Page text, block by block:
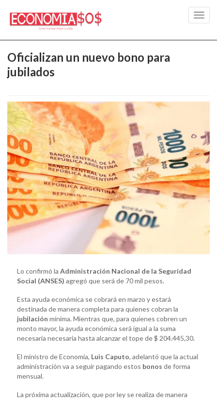
Oficializan un nuevo bono para
jubilados
Lo confirmó la Administración Nacional de la Seguridad
Social (ANSES) agregó que será de 70 mil pesos.
Esta ayuda económica se cobrará en marzo y estará
destinada de manera completa para quienes cobran la
jubilación mínima. Mientras que, para quienes cobren un
monto mayor, la ayuda económica será igual a la suma
necesaria necesaria hasta alcanzar el tope de $ 204.445,30.
El ministro de Economía, Luis Caputo, adelantó que la actual
administración va a seguir pagando estos bonos de forma
mensual.
La próxima actualización, que por ley se realiza de manera